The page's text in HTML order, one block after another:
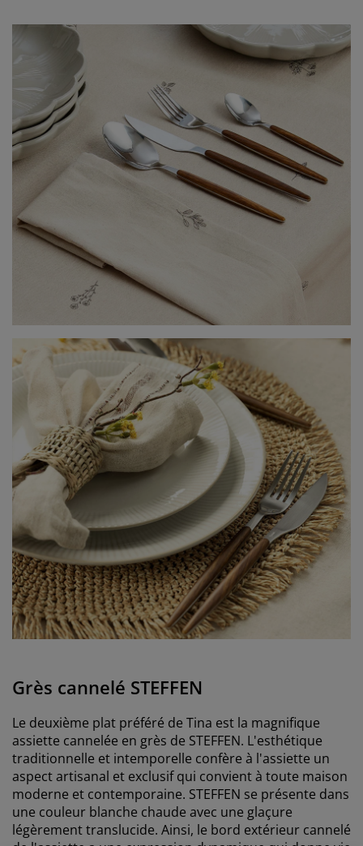
Grès cannelé STEFFEN
Le deuxième plat préféré de Tina est la magnifique
assiette cannelée en grès de STEFFEN. L'esthétique
traditionnelle et intemporelle confère à l'assiette un
aspect artisanal et exclusif qui convient à toute maison
moderne et contemporaine. STEFFEN se présente dans
une couleur blanche chaude avec une glaçure
légèrement translucide. Ainsi, le bord extérieur cannelé